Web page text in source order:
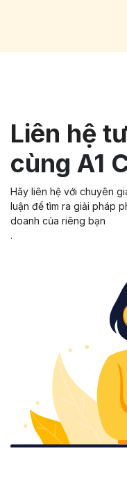
Liên hệ
cùng A1
Hãy liên hệ với chuyên
luận để tìm ra giải pháp
doanh của riêng bạn
.